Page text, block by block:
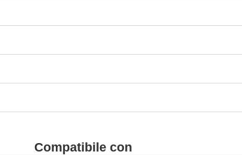
Compatibile con